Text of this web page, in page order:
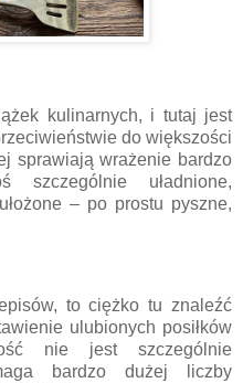
kulinarnych, i tutaj jest
do większości
sprawiają wrażenie bardzo
uładnione,
– po prostu pyszne,
to ciężko tu znaleźć
ulubionych posiłków
nie jest szczególnie
bardzo dużej liczby